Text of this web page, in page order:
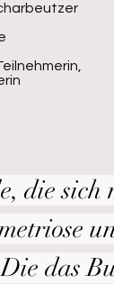
die sich
das